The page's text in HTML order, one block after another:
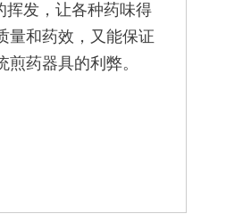
发，让各种药味得
量和药效，又能保证
药器具的利弊。